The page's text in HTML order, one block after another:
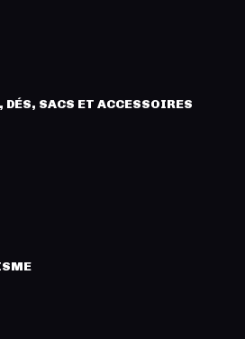
DÉS, SACS ET ACCESSOIRES